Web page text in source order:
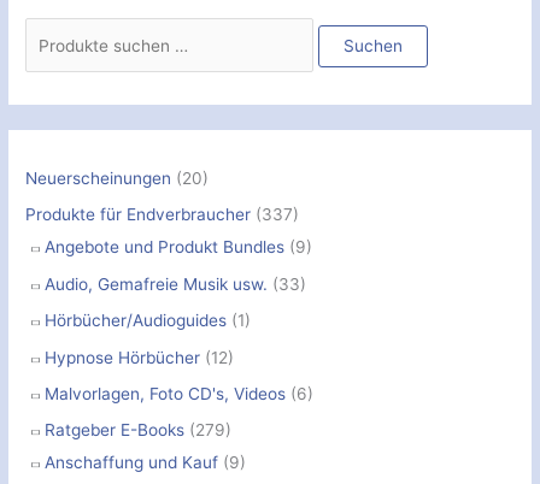
e
h
Suchen
Neuerscheinungen (20)
Produkte für Endverbraucher (337)
Angebote und Produkt Bundles (9)
Audio, Gemafreie Musik usw. (33)
Hörbücher/Audioguides (1)
Hypnose Hörbücher (12)
Malvorlagen, Foto CD's, Videos (6)
Ratgeber E-Books (279)
Anschaffung und Kauf (9)